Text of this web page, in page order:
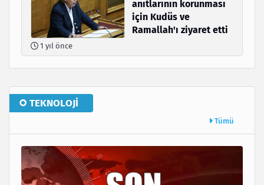
anıtlarının korunması
için Kudüs ve
Ramallah'ı ziyaret etti
1 yıl önce
TEKNOLOJI
Tümü